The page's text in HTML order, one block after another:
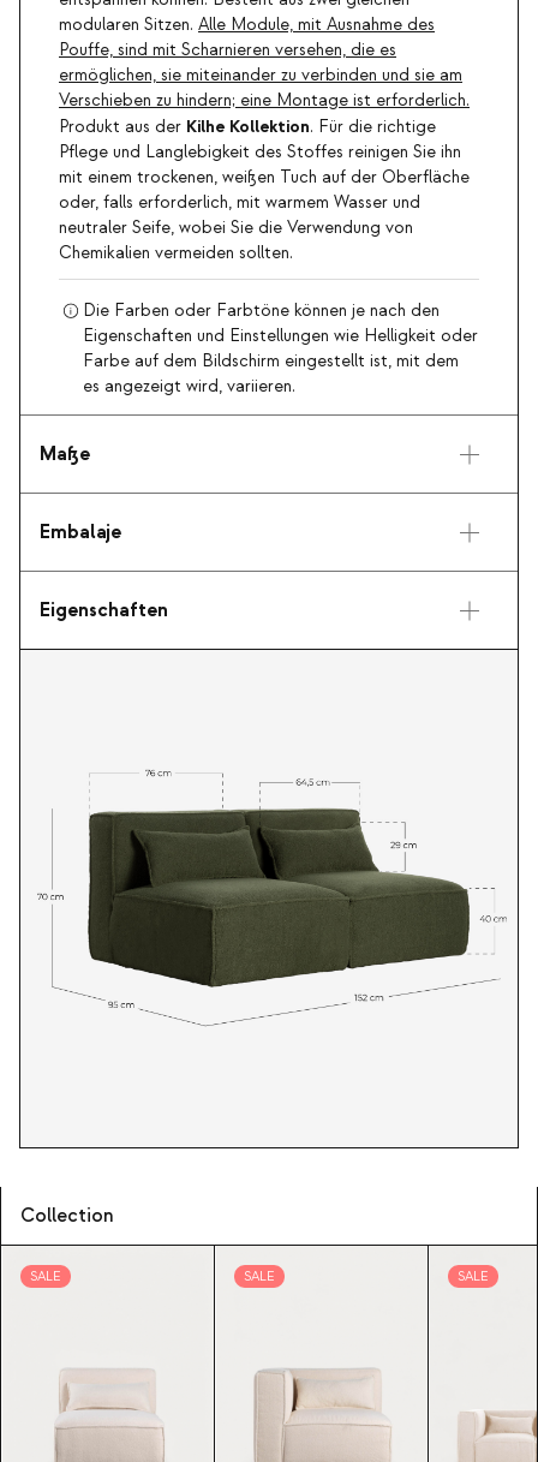
modularen Sitzen. Alle Module, mit Ausnahme des
Pouffe, sind mit Scharnieren versehen, die es
ermöglichen, sie miteinander zu verbinden und sie am
Verschieben zu hindern; eine Montage ist erforderlich.
Produkt aus der Kilhe Kollektion. Für die richtige
Pflege und Langlebigkeit des Stoffes reinigen Sie ihn
mit einem trockenen, weißen Tuch auf der Oberfläche
oder, falls erforderlich, mit warmem Wasser und
neutraler Seife, wobei Sie die Verwendung von
Chemikalien vermeiden sollten.
Die Farben oder Farbtöne können je nach den
Eigenschaften und Einstellungen wie Helligkeit oder
Farbe auf dem Bildschirm eingestellt ist, mit dem
es angezeigt wird, variieren.
Maße
Embalaje
Eigenschaften
Collection
SALE SALE SALE